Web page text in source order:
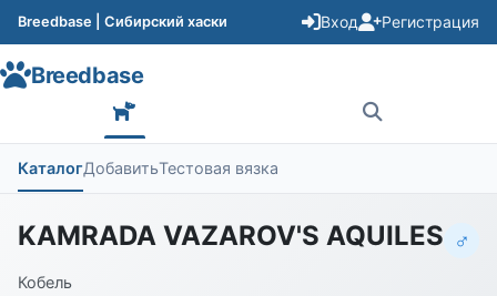
Breedbase | Сибирский хаски Вход Регистрация
Breedbase
КаталогДобавитьТестовая вязка
KAMRADA VAZAROV'S AQUILES ♂
Кобель